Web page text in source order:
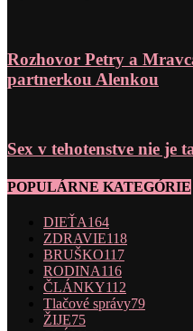
Rozhovor Petry a
partnerkou Alenkou
Sex v tehotenstve nie je
POPULÁRNE KATEGÓRIE
DIEŤA164
ZDRAVIE118
BRUŠKO117
RODINA116
ČLÁNKY112
Tlačové správy79
ŽIJE75